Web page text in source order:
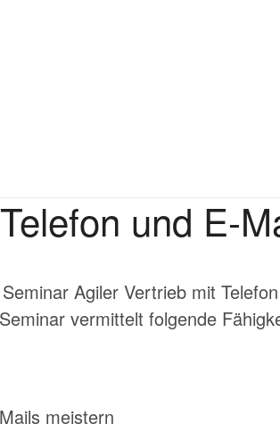
und E-
Agiler Vertrieb mit
vermittelt folgende
meistern